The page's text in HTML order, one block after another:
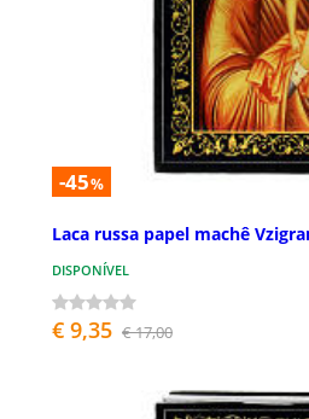
-45%
Laca russa papel machê
DISPONÍVEL
€ 9,35 € 17,00